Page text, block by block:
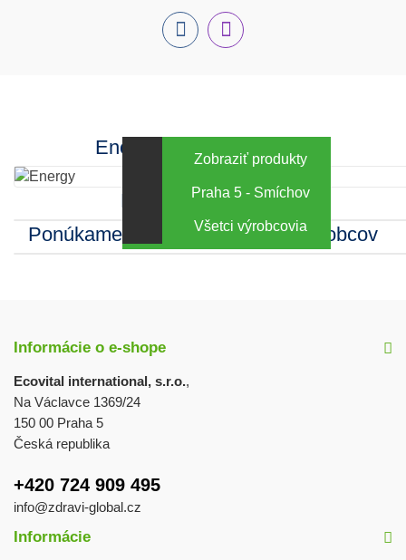
FacebookINstagram
Energy za výhodné ceny
Zobraziť produkty
Kamenná predajňa
Praha 5 - Smíchov
Ponúkame sortiment mnohých výrobcov
Všetci výrobcovia
Informácie o e-shope
Ecovital international, s.r.o.,
Na Václavce 1369/24
150 00 Praha 5
Česká republika
+420 724 909 495
info@zdravi-global.cz
Informácie